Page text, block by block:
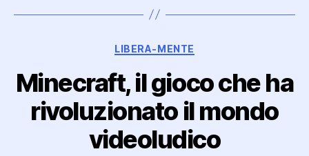
Categorie
LIBERA-MENTE
Minecraft, il gioco che ha
rivoluzionato il mondo
videoludico